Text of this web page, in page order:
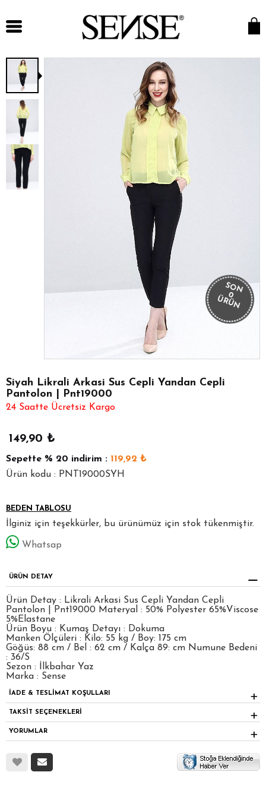
SON
0
ÜRÜN
Siyah Likrali Arkasi Sus Cepli Yandan Cepli
Pantolon | Pnt19000
24 Saatte Ücretsiz Kargo
149,90 ₺
Sepette % 20 indirim : 119,92 ₺
Ürün kodu : PNT19000SYH
BEDEN TABLOSU
İlginiz için teşekkürler, bu ürünümüz için stok tükenmiştir.
Whatsap
ÜRÜN DETAY
Ürün Detay : Likrali Arkasi Sus Cepli Yandan Cepli
Pantolon | Pnt19000 Materyal : 50% Polyester 65%Viscose
5%Elastane
Ürün Boyu : Kumaş Detayı : Dokuma
Manken Ölçüleri : Kilo: 55 kg / Boy: 175 cm
Göğüs: 88 cm / Bel : 62 cm / Kalça 89: cm Numune Bedeni
: 36/S
Sezon : İlkbahar Yaz
Marka : Sense
İADE & TESLİMAT KOŞULLARI
TAKSİT SEÇENEKLERİ
YORUMLAR